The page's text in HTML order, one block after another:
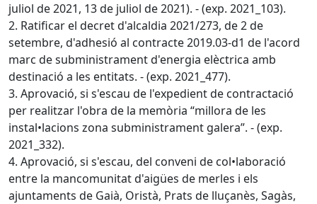
juliol de 2021, 13 de juliol de 2021). - (exp. 2021_103).
2. Ratificar el decret d'alcaldia 2021/273, de 2 de
setembre, d'adhesió al contracte 2019.03-d1 de l'acord
marc de subministrament d'energia elèctrica amb
destinació a les entitats. - (exp. 2021_477).
3. Aprovació, si s'escau de l'expedient de contractació
per realitzar l'obra de la memòria “millora de les
instal•lacions zona subministrament galera”. - (exp.
2021_332).
4. Aprovació, si s'escau, del conveni de col•laboració
entre la mancomunitat d'aigües de merles i els
ajuntaments de Gaià, Oristà, Prats de lluçanès, Sagàs,